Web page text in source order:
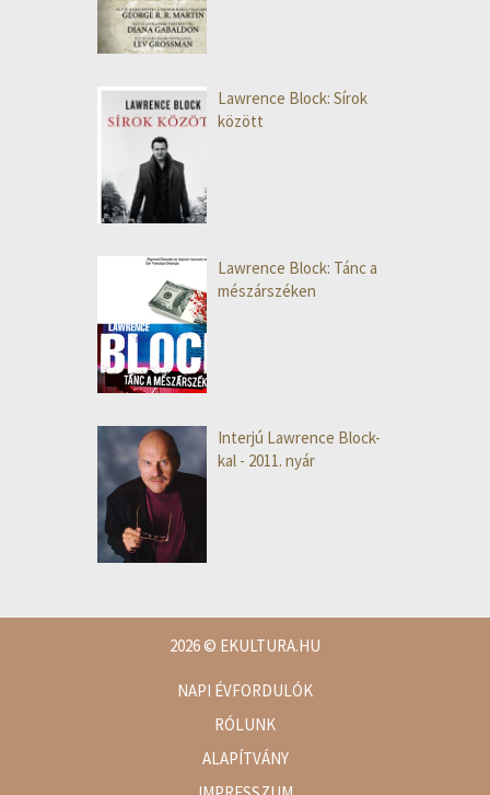
Lawrence Block: Sírok
között
Lawrence Block: Tánc a
mészárszéken
Interjú Lawrence Block-
kal - 2011. nyár
2026© EKULTURA.HU
NAPI ÉVFORDULÓK
RÓLUNK
ALAPÍTVÁNY